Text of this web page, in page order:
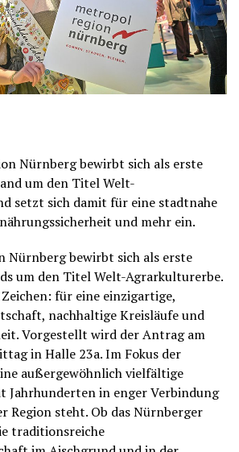
Nürnberg bewirbt sich als erste
um den Titel Welt-
setzt sich damit für eine stadtnahe
und mehr ein.
Nürnberg bewirbt sich als erste
um den Titel Welt-Agrarkulturerbe.
für eine einzigartige,
nachhaltige Kreisläufe und
Vorgestellt wird der Antrag am
in Halle 23a. Im Fokus der
außergewöhnlich vielfältige
Jahrhunderten in enger Verbindung
Region steht. Ob das Nürnberger
traditionsreiche